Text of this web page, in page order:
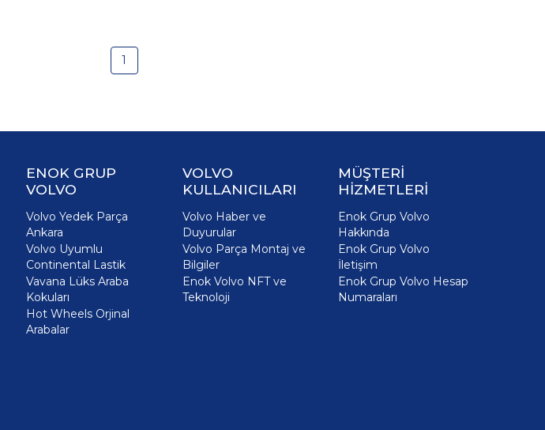
1
ENOK GRUP
VOLVO
Volvo Yedek Parça
Ankara
Volvo Uyumlu
Continental Lastik
Vavana Lüks Araba
Kokuları
Hot Wheels Orjinal
Arabalar
VOLVO
KULLANICILARI
Volvo Haber ve
Duyurular
Volvo Parça Montaj ve
Bilgiler
Enok Volvo NFT ve
Teknoloji
MÜŞTERİ
HİZMETLERİ
Enok Grup Volvo
Hakkında
Enok Grup Volvo
İletişim
Enok Grup Volvo Hesap
Numaraları